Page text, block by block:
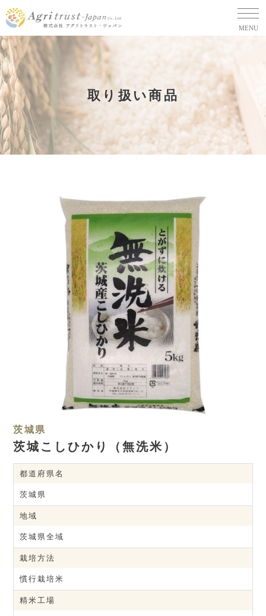
MENU
取り扱い商品
茨城県
茨城こしひかり（無洗米）
都道府県名
茨城県
地域
茨城県全域
栽培方法
慣行栽培米
精米工場